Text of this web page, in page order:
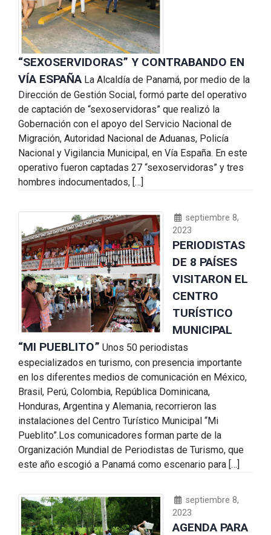
“SEXOSERVIDORAS” Y CONTRABANDO EN
VÍA ESPAÑA La Alcaldía de Panamá, por medio de la
Dirección de Gestión Social, formó parte del operativo
de captación de “sexoservidoras” que realizó la
Gobernación con el apoyo del Servicio Nacional de
Migración, Autoridad Nacional de Aduanas, Policía
Nacional y Vigilancia Municipal, en Vía España. En este
operativo fueron captadas 27 “sexoservidoras” y tres
hombres indocumentados, […]
septiembre 8,
2023
PERIODISTAS
DE 8 PAÍSES
VISITARON EL
CENTRO
TURÍSTICO
MUNICIPAL
“MI PUEBLITO” Unos 50 periodistas
especializados en turismo, con presencia importante
en los diferentes medios de comunicación en México,
Brasil, Perú, Colombia, República Dominicana,
Honduras, Argentina y Alemania, recorrieron las
instalaciones del Centro Turístico Municipal “Mi
Pueblito”.Los comunicadores forman parte de la
Organización Mundial de Periodistas de Turismo, que
este año escogió a Panamá como escenario para […]
septiembre 8,
2023
AGENDA PARA